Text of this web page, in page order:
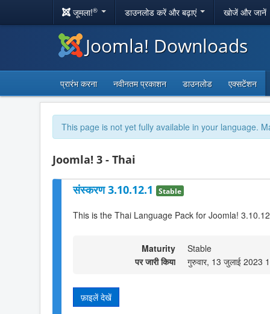
जूमला!® डाउनलोड करें और बढ़ाएं खोजें और जानें
Joomla! Downloads
प्रारंभ करना नवीनतम प्रकाशन डाउनलोड एक्सटेंशन
This page is not yet fully available in your language.
Joomla! 3 - Thai
संस्करण 3.10.12.1 Stable
This is the Thai Language Pack for Joomla! 3.10.12
Maturity
Stable
पर जारी किया
गुरुवार, 13 जुलाई 2023
फ़ाइलें देखें